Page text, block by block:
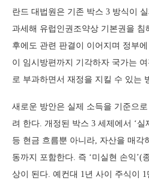
란드 대법원은 기존 박스 3 방식이
과세해 유럽인권조약상 기본권을 침
후에도 관련 판결이 이어지며 정부
이 임시방편까지 기각하자 국가는
로 부과하면서 재정을 지킬 수 있는
새로운 방안은 실제 소득을 기준으
려 한다. 개정된 박스 3 세제에서 ‘실
등 현금 흐름뿐 아니라, 자산을 매각
동까지 포함한다. 즉 ‘미실현 손익’(
상이 된다. 예컨대 1년 사이 주식이